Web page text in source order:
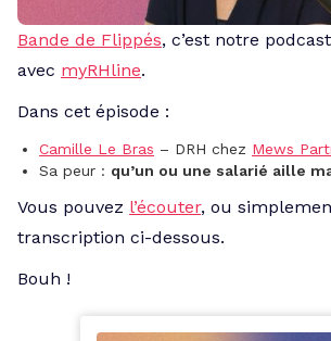
Bande de Flippés, c’est notre
avec myRHline.
Dans cet épisode :
Camille Le Bras – DRH chez Mews
Sa peur : qu’un ou une salarié aille
Vous pouvez l’écouter, ou
transcription ci-dessous.
Bouh !